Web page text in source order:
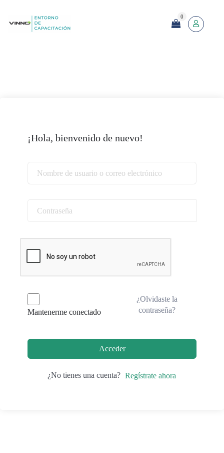
0
¡Hola, bienvenido de nuevo!
Mantenerme conectado
¿Olvidaste la
contraseña?
Acceder
¿No tienes una cuenta? Regístrate ahora